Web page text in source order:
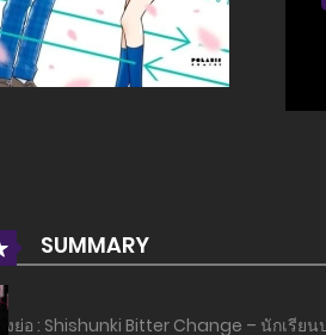
SUMMARY
งย่อ : Shishunki Bitter Change – นักเรี